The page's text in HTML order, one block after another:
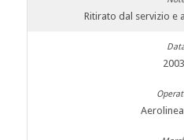
Ritirato dal servizio e